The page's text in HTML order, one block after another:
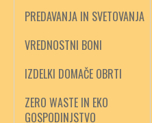
PREDAVANJA IN SVETOVANJA
VREDNOSTNI BONI
IZDELKI DOMAČE OBRTI
ZERO WASTE IN EKO
GOSPODINJSTVO